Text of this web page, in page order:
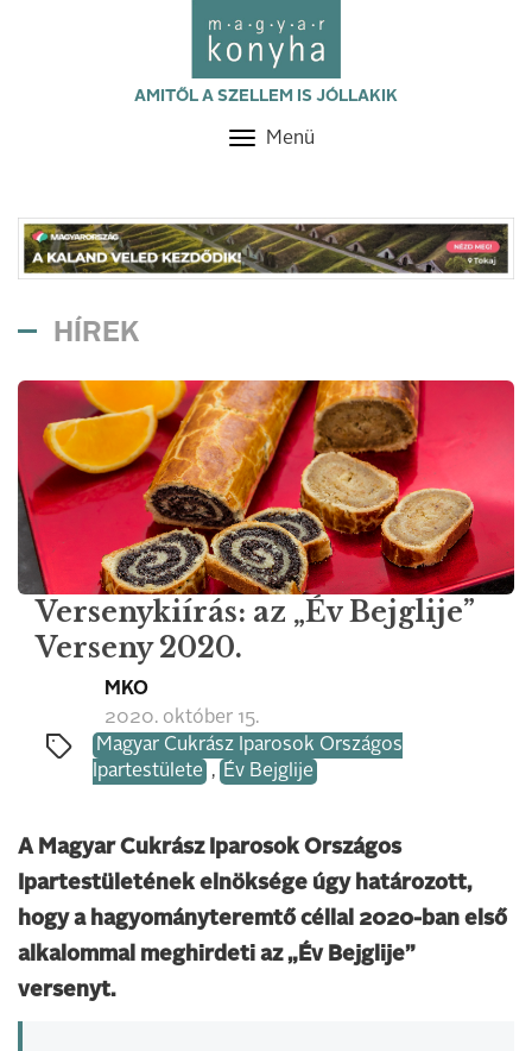
AMITŐL A SZELLEM IS JÓLLAKIK
Toggle
Menü
HÍREK
Versenykiírás: az „Év Bejglije”
Verseny 2020.
MKO
2020. október 15.
Magyar Cukrász Iparosok Országos
Ipartestülete , Év Bejglije
A Magyar Cukrász Iparosok Országos
Ipartestületének elnöksége úgy határozott,
hogy a hagyományteremtő céllal 2020-ban első
alkalommal meghirdeti az „Év Bejglije”
versenyt.